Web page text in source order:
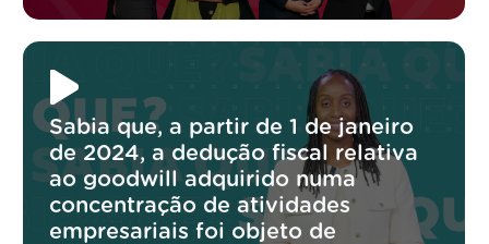
Sabia que, a partir de 1 de janeiro
de 2024, a dedução fiscal relativa
ao goodwill adquirido numa
concentração de atividades
empresariais foi objeto de